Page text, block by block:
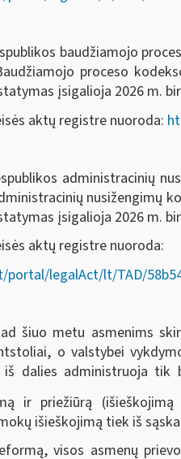
baudžiamojo
proceso
įsigalioja 2026 m.
aktų registre nuoroda:
administracinių
nusižengimų
įsigalioja 2026 m.
aktų registre nuoroda:
legalAct/lt/TAD/
šiuo metu asmenims
o valstybei
dalies administruoja tik
ir priežiūrą
išieškojimą tiek iš
visos asmenų